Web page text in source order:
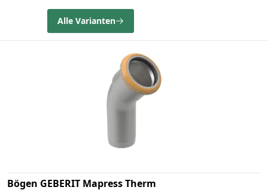
Alle Varianten
Bögen GEBERIT Mapress Therm